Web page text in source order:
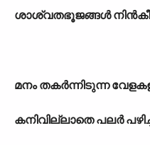
ശാശ്വതഭൂജങ്ങൾ
മനം തകർന്നിടുന്ന
കനിവില്ലാതെ പലർ